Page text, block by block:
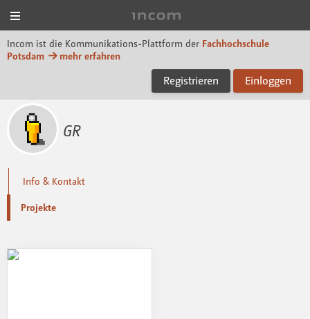
Incom ist die Kommunikations-Plattform der Fachhochschule
Potsdam
mehr erfahren
Registrieren Einloggen
GR
Info & Kontakt
Projekte